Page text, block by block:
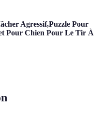
Agressif,Puzzle Pour
Pour Chien Pour Le Tir À